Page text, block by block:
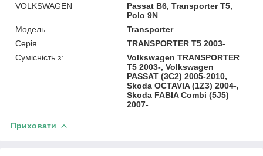
VOLKSWAGEN
Passat B6, Transporter T5,
Polo 9N
Модель
Transporter
Серія
TRANSPORTER T5 2003-
Сумісність з:
Volkswagen TRANSPORTER
T5 2003-, Volkswagen
PASSAT (3C2) 2005-2010,
Skoda OCTAVIA (1Z3) 2004-,
Skoda FABIA Combi (5J5)
2007-
Приховати